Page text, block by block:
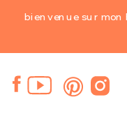
bienvenue sur mon